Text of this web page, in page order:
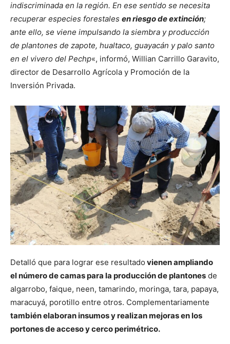
indiscriminada en la región. En ese sentido se necesita
recuperar especies forestales en riesgo de extinción;
ante ello, se viene impulsando la siembra y producción
de plantones de zapote, hualtaco, guayacán y palo santo
en el vivero del Pechp«, informó, Willian Carrillo Garavito,
director de Desarrollo Agrícola y Promoción de la
Inversión Privada.
Detalló que para lograr ese resultado vienen ampliando
el número de camas para la producción de plantones de
algarrobo, faique, neen, tamarindo, moringa, tara, papaya,
maracuyá, porotillo entre otros. Complementariamente
también elaboran insumos y realizan mejoras en los
portones de acceso y cerco perimétrico.